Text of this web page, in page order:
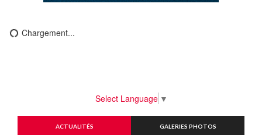
Chargement...
Select Language ▼
ACTUALITÉS GALERIES PHOTOS